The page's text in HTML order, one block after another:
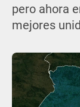
pero ahora
mejores